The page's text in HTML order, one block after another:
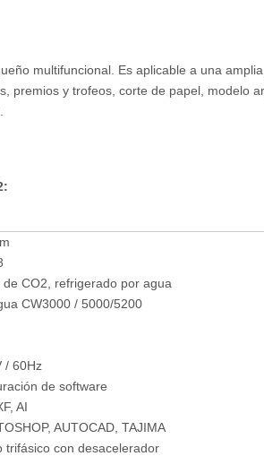
multifuncional. Es aplicable a una
premios y trofeos, corte de papel, modelo
CO2, refrigerado por agua
CW3000 / 5000/5200
/ 60Hz
de software
AI
AUTOCAD, TAJIMA
trifásico con desacelerador